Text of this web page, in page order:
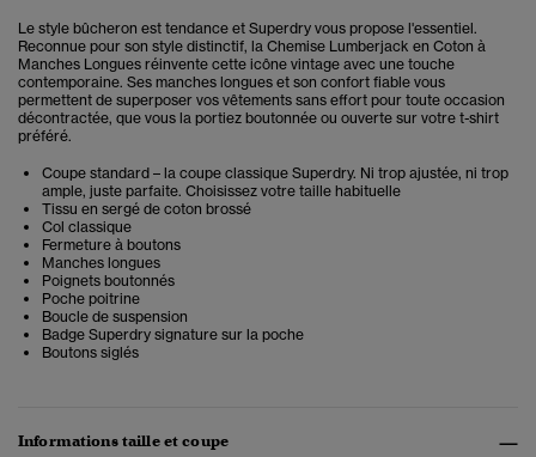
Le style bûcheron est tendance et Superdry vous propose l'essentiel.
Reconnue pour son style distinctif, la Chemise Lumberjack en Coton à
Manches Longues réinvente cette icône vintage avec une touche
contemporaine. Ses manches longues et son confort fiable vous
permettent de superposer vos vêtements sans effort pour toute occasion
décontractée, que vous la portiez boutonnée ou ouverte sur votre t-shirt
préféré.
Coupe standard – la coupe classique Superdry. Ni trop ajustée, ni trop
ample, juste parfaite. Choisissez votre taille habituelle
Tissu en sergé de coton brossé
Col classique
Fermeture à boutons
Manches longues
Poignets boutonnés
Poche poitrine
Boucle de suspension
Badge Superdry signature sur la poche
Boutons siglés
Informations taille et coupe